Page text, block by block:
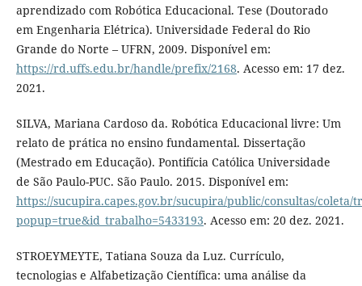
aprendizado com Robótica Educacional. Tese (Doutorado
em Engenharia Elétrica). Universidade Federal do Rio
Grande do Norte – UFRN, 2009. Disponível em:
https://rd.uffs.edu.br/handle/prefix/2168. Acesso em: 17 dez.
2021.
SILVA, Mariana Cardoso da. Robótica Educacional livre: Um
relato de prática no ensino fundamental. Dissertação
(Mestrado em Educação). Pontifícia Católica Universidade
de São Paulo-PUC. São Paulo. 2015. Disponível em:
https://sucupira.capes.gov.br/sucupira/public/consultas/coleta/
popup=true&id_trabalho=5433193. Acesso em: 20 dez. 2021.
STROEYMEYTE, Tatiana Souza da Luz. Currículo,
tecnologias e Alfabetização Científica: uma análise da